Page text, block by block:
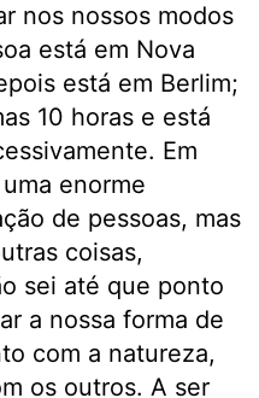
nos nossos modos
está em Nova
está em Berlim;
10 horas e está
Em
enorme
de pessoas, mas
coisas,
sei até que ponto
a nossa forma de
com a natureza,
os outros. A ser